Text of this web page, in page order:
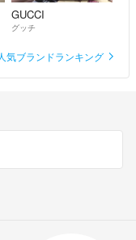
GUCCI
グッチ
気ブランドランキング